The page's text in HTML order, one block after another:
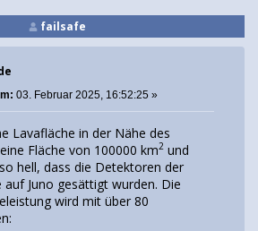
failsafe
03. Februar 2025, 16:52:25 »
Lavafläche in der Nähe des
Fläche von 100000 km2 und
hell, dass die Detektoren der
Juno gesättigt wurden. Die
wird mit über 80